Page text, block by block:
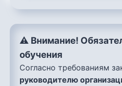
⚠️ Внимание!
обучения
Согласно требованиям
руководителю